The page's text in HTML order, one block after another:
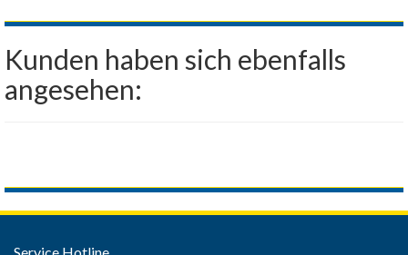
Kunden haben sich ebenfalls
angesehen: